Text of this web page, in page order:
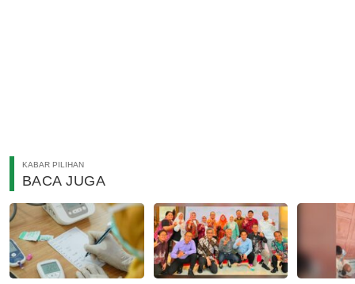
KABAR PILIHAN
BACA JUGA